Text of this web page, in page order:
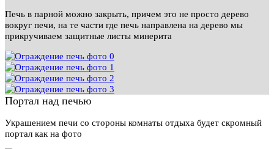
Печь в парной можно закрыть, причем это не просто дерево
вокруг печи, на те части где печь направлена на дерево мы
прикручиваем защитные листы минерита
Портал над печью
Украшением печи со стороны комнаты отдыха будет скромный
портал как на фото